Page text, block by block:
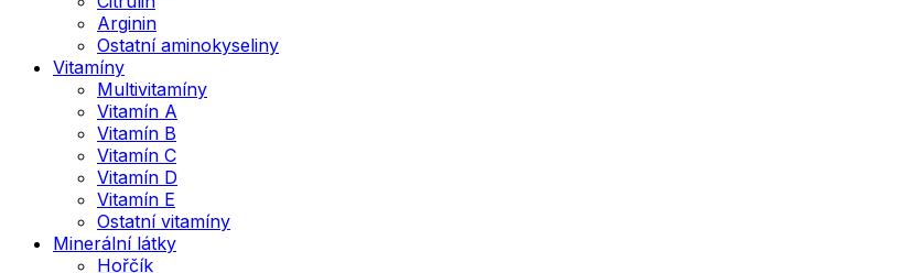
Arginin
Ostatní aminokyseliny
Vitamíny
Multivitamíny
Vitamín A
Vitamín B
Vitamín C
Vitamín D
Vitamín E
Ostatní vitamíny
Minerální látky
Hořčík